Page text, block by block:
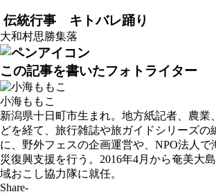
伝統行事 キトバレ踊り
大和村思勝集落
この記事を書いたフォトライター
小海ももこ
新潟県十日町市生まれ。地方紙記者、農業
どを経て、旅行雑誌や旅ガイドシリーズの
に、野外フェスの企画運営や、NPO法人で
災復興支援を行う。2016年4月から奄美大
域おこし協力隊に就任。
Share-